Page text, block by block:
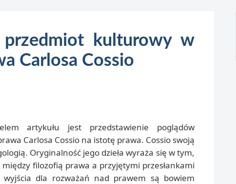
przedmiot kulturowy w
Carlosa Cossio
artykułu jest przedstawienie poglądów
Carlosa Cossio na istotę prawa. Cossio swoją
Oryginalność jego dzieła wyraża się w tym,
filozofią prawa a przyjętymi przesłankami
wyjścia dla rozważań nad prawem są bowiem